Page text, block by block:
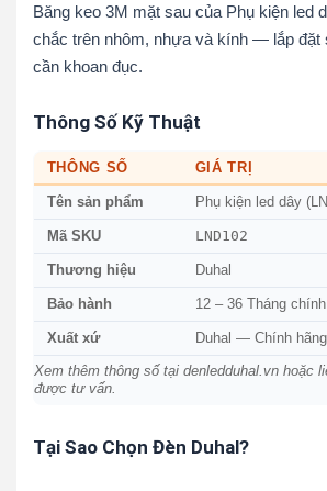
Băng keo 3M mặt sau của Phụ kiện led
chắc trên nhôm, nhựa và kính — lắp đặt
cần khoan đục.
Thông Số Kỹ Thuật
THÔNG SỐ GIÁ TRỊ
Tên sản phẩm Phụ kiện led dây
Mã SKU LND102
Thương hiệu Duhal
Bảo hành 12 – 36 Tháng
Xuất xứ Duhal — Chính hãng
Xem thêm thông số tại denledduhal.vn hoặc
được tư vấn.
Tại Sao Chọn Đèn Duhal?